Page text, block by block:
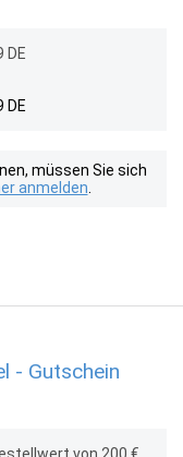
DE
DE
müssen Sie sich
anmelden
- Gutschein